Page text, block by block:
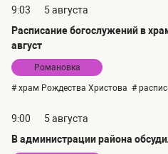
9:03
5 августа
Расписание богослужений в
август
Романовка
# храм Рождества Христова #
9:00
5 августа
В администрации района